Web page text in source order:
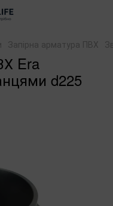
Запірна арматура ПВХ
Era
d225